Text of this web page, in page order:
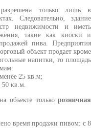
только лишь в
Следовательно, здание
недвижимости и иметь
такие как киоски и
пива. Предприятия
объект продает кроме
напитки, то площадь
25 кв.м;
50 кв.м.
объекте толькорозничная
время продажи пивом: с 8